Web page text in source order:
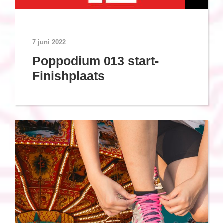
7 juni 2022
Poppodium 013 start-
Finishplaats